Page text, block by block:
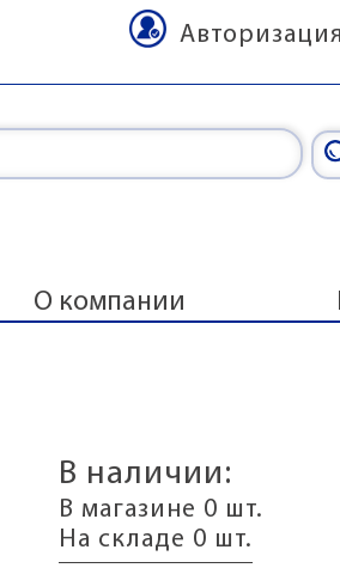
Авторизация
О компании
В наличии:
В магазине 0 шт.
На складе 0 шт.